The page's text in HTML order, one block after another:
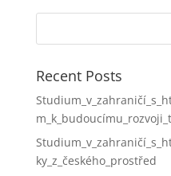
Recent Posts
m_k_budoucímu_rozvoji_t
ky_z_českého_prostřed